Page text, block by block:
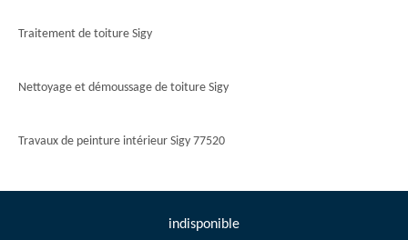
Traitement de toiture Sigy
Nettoyage et démoussage de toiture Sigy
Travaux de peinture intérieur Sigy 77520
indisponible